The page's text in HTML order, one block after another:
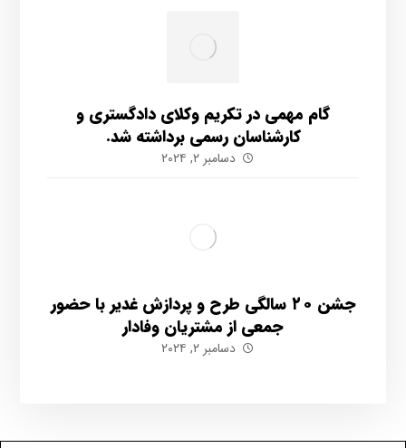
گام مهمی در تکریم وکلای دادگستری و
کارشناسان رسمی برداشته شد.
دسامبر ۲, ۲۰۲۴
جشن ۲۰ سالگی طرح و پردازش غدیر با حضور
جمعی از مشتریان وفادار
دسامبر ۲, ۲۰۲۴